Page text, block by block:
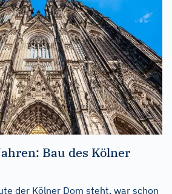
Bau des Kölner
der Kölner Dom steht, war schon